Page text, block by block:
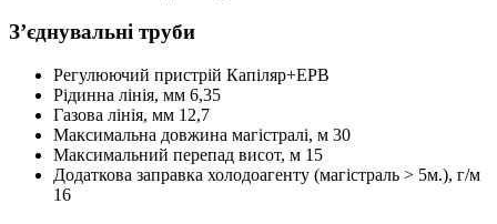
З’єднувальні труби
Регулюючий пристрій Капіляр+ЕРВ
Рідинна лінія, мм 6,35
Газова лінія, мм 12,7
Максимальна довжина магістралі, м 30
Максимальний перепад висот, м 15
Додаткова заправка холодоагенту (магістраль > 5м.), г/м
16